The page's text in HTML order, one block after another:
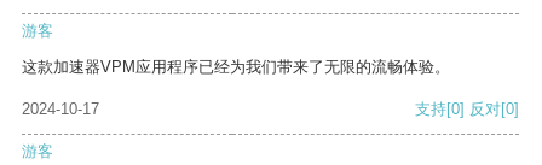
游客
这款加速器VPM应用程序已经为我们带来了无限的流畅体验。
2024-10-17 支持[0] 反对[0]
游客